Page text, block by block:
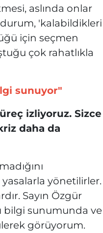
aslında onlar
'kalabildikleri
için seçmen
çok rahatlıkla
sunuyor"
izliyoruz. Sizce
daha da
yasalarla yönetilirler.
Sayın Özgür
bilgi sunumunda ve
görüyorum.